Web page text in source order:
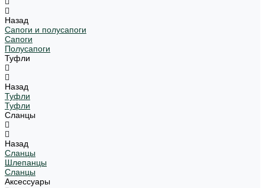
Назад
Сапоги и полусапоги
Сапоги
Полусапоги
Туфли
Назад
Туфли
Туфли
Сланцы
Назад
Сланцы
Шлепанцы
Сланцы
Аксессуары